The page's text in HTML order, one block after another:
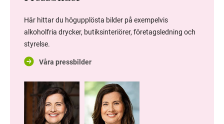
Här hittar du högupplösta bilder på exempelvis
alkoholfria drycker, butiksinteriörer, företagsledning och
styrelse.
Våra pressbilder